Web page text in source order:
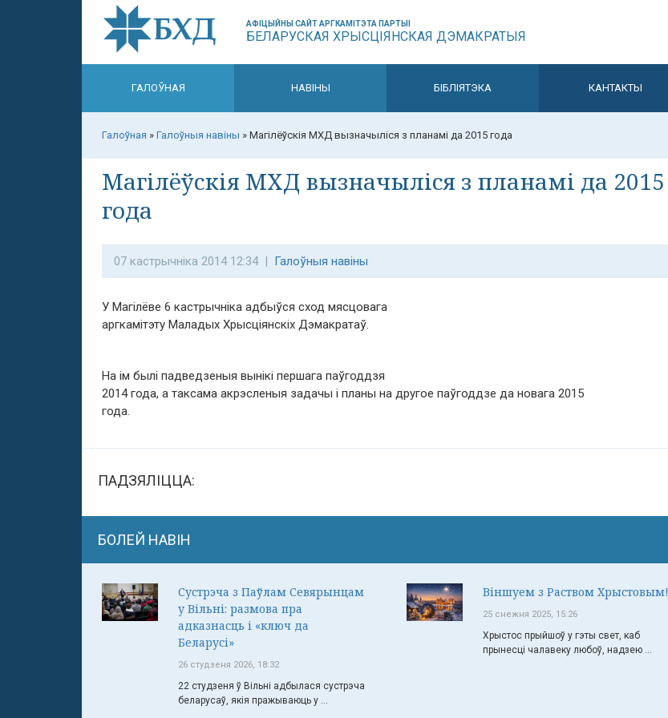
АФІЦЫЙНЫ САЙТ АРГКАМІТЭТА ПАРТЫІ
БЕЛАРУСКАЯ ХРЫСЦІЯНСКАЯ ДЭМАКРАТЫЯ
ГАЛОЎНАЯ НАВІНЫ БІБЛІЯТЭКА КАНТАКТЫ
Галоўная » Галоўныя навіны » Магілёўскія МХД вызначыліся з планамі да 2015 года
Магілёўскія МХД вызначыліся з планамі да 2015
года
07 кастрычніка 2014 12:34 | Галоўныя навіны
У Магілёве 6 кастрычніка адбыўся сход мясцовага
аргкамітэту Маладых Хрысціянскіх Дэмакратаў.
На ім былі падведзеныя вынікі першага паўгоддзя
2014 года, а таксама акрэсленыя задачы і планы на другое паўгоддзе да новага 2015
года.
ПАДЗЯЛІЦЦА:
БОЛЕЙ НАВІН
Сустрэча з Паўлам Севярынцам
у Вільні: размова пра
адказнасць і «ключ да
Беларусі»
26 студзеня 2026, 18:32
22 студзеня ў Вільні адбылася сустрэча
беларусаў, якія пражываюць у ...
Віншуем з Раством Хрыстовым!
25 снежня 2025, 15:26
Хрыстос прыйшоў у гэты свет, каб
прынесці чалавеку любоў, надзею ...